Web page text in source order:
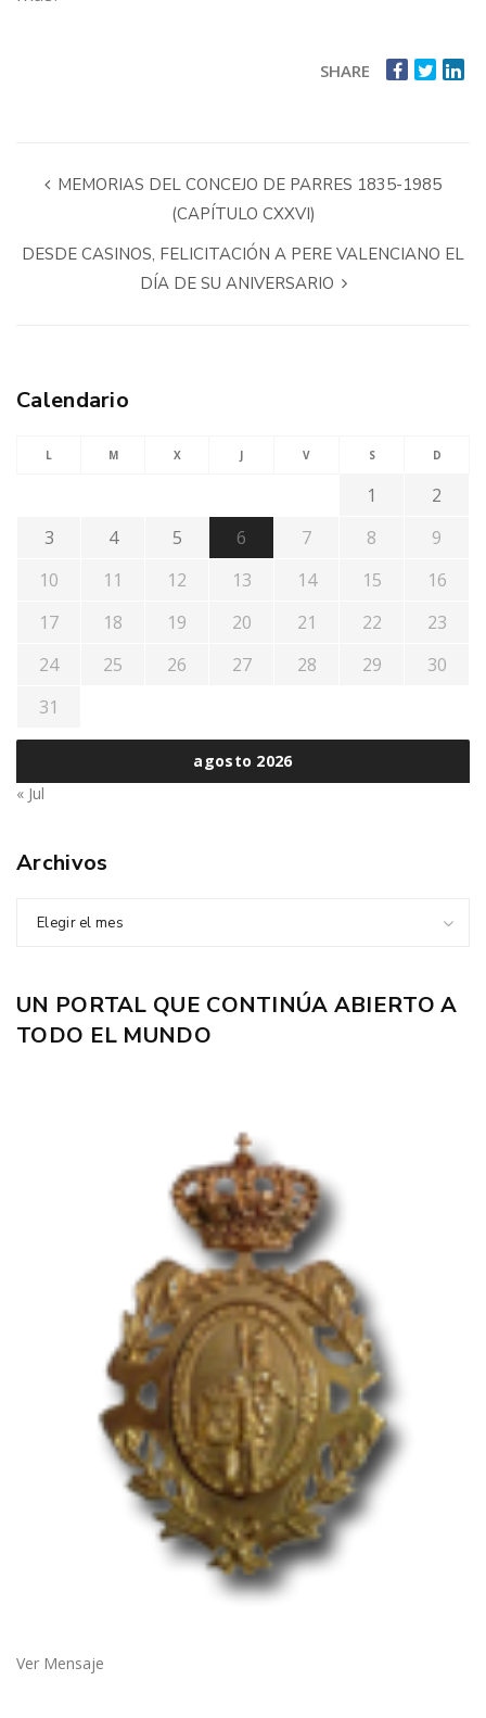
SHARE
MEMORIAS DEL CONCEJO DE PARRES 1835-1985
(CAPÍTULO CXXVI)
DESDE CASINOS, FELICITACIÓN A PERE VALENCIANO EL
DÍA DE SU ANIVERSARIO
Calendario
agosto 2026
L M X J V S D
1
2
3
4 5 6 7 8
9
10
11 12 13 14 15
16
17
18 19 20 21 22
23
24
25 26 27 28 29
30
31
« Jul
Archivos
Elegir el mes
UN PORTAL QUE CONTINÚA ABIERTO A
TODO EL MUNDO
Ver Mensaje